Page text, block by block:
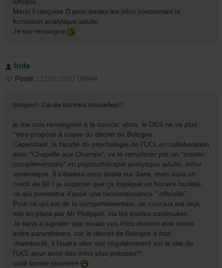
Merci Françoise D pour toutes les infos concernant la
formation analytique adulte.
Je me renseigne
frida
Posté : 12/01/2007 09h44
bonjour! J'ai de bonnes nouvelles!!!
je me suis renseignée à la source: alors, le DES ne va plus
^etre proposé à cause du décret de Bologne.
Cependant, la faculté de psychologie de l'UCL en collaboration
avec "Chapelle aux Champs", va le remplacer par un "master
complèmentaire" en psychothérapie analytique adulte, et/ou
systémique. Il s'ètalera sans doute sur 3ans, mais aura un
crédit de 60 ( je suppose que ça implique un horaire facilité),
ce qui permettra d'avoir une reconnaissance " officielle".
Pour ce qui est de la comportementale, un coursus est déjà
mis en place par Mr Philippot, via les études continuées.
Je tiens à signaler que toutes ces infos doivent etre mises
entre parenthèses, car le décret de Bologne a tout
chamboulé, il faudra aller voir régulièrement sur le site de
l'UCL pour avoir des infos plus prècises!!!
voilà bonne journéee